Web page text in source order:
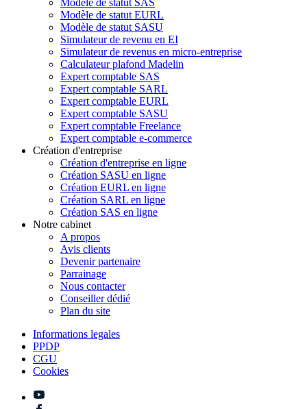
Modèle de statut SAS
Modèle de statut EURL
Modèle de statut SASU
Simulateur de revenu en EI
Simulateur de revenus en micro-entreprise
Calculateur plafond Madelin
Expert comptable SAS
Expert comptable SARL
Expert comptable EURL
Expert comptable SASU
Expert comptable Freelance
Expert comptable e-commerce
Création d'entreprise
Création d'entreprise en ligne
Création SASU en ligne
Création EURL en ligne
Création SARL en ligne
Création SAS en ligne
Notre cabinet
A propos
Avis clients
Devenir partenaire
Parrainage
Nous contacter
Conseiller dédié
Plan du site
Informations legales
PPDP
CGU
Cookies